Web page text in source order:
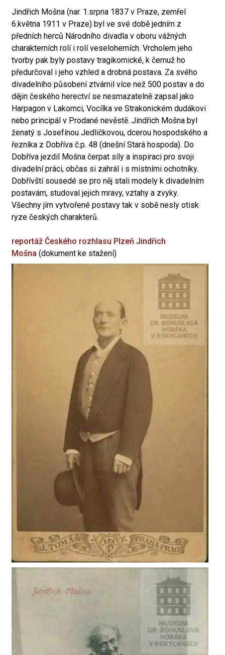
Jindřich Mošna (nar. 1.srpna 1837 v Praze, zemřel
6.května 1911 v Praze) byl ve své době jedním z
předních herců Národního divadla v oboru vážných
charakterních rolí i rolí veseloherních. Vrcholem jeho
tvorby pak byly postavy tragikomické, k čemuž ho
předurčoval i jeho vzhled a drobná postava. Za svého
divadelního působení ztvárnil více než 500 postav a do
dějin českého herectví se nesmazatelně zapsal jako
Harpagon v Lakomci, Vocílka ve Strakonickém dudákovi
nebo principál v Prodané nevěstě. Jindřich Mošna byl
ženatý s Josefínou Jedličkovou, dcerou hospodského a
řezníka z Dobříva č.p. 48 (dnešní Stará hospoda). Do
Dobříva jezdil Mošna čerpat síly a inspiraci pro svoji
divadelní práci, občas si zahrál i s místními ochotníky.
Dobřívští sousedé se pro něj stali modely k divadelním
postavám, studoval jejich mravy, vztahy a zvyky.
Všechny jím vytvořené postavy tak v sobě nesly otisk
ryze českých charakterů.
reportáž Českého rozhlasu Plzeň Jindřich
Mošna (dokument ke stažení)